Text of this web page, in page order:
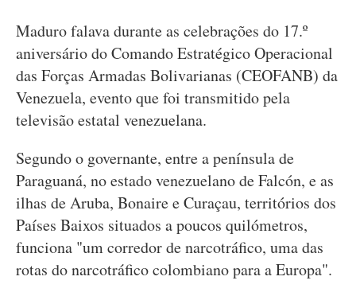
Maduro falava durante as celebrações do 17.º
aniversário do Comando Estratégico Operacional
das Forças Armadas Bolivarianas (CEOFANB) da
Venezuela, evento que foi transmitido pela
televisão estatal venezuelana.
Segundo o governante, entre a península de
Paraguaná, no estado venezuelano de Falcón, e as
ilhas de Aruba, Bonaire e Curaçau, territórios dos
Países Baixos situados a poucos quilómetros,
funciona "um corredor de narcotráfico, uma das
rotas do narcotráfico colombiano para a Europa".